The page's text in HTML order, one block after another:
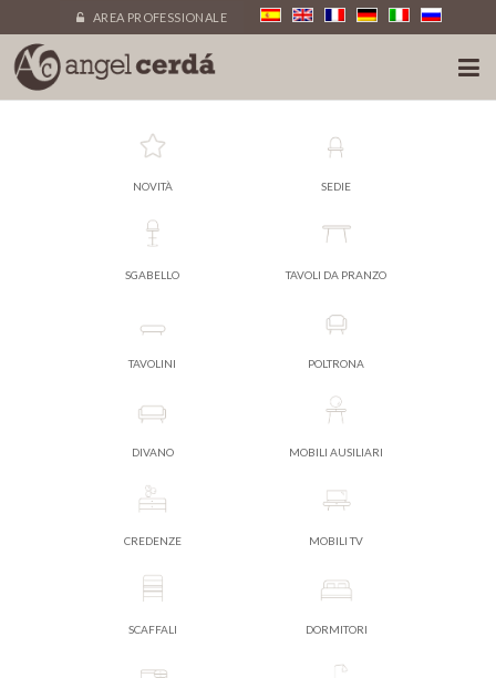
AREA PROFESSIONALE
NOVITÀ SEDIE
SGABELLO TAVOLI DA PRANZO
TAVOLINI POLTRONA
DIVANO MOBILI AUSILIARI
CREDENZE MOBILI TV
SCAFFALI DORMITORI